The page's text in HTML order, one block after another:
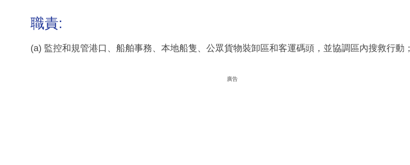
職責:
(a) 監控和規管港口、船舶事務、本地船隻、公眾貨物裝卸區和客運碼頭，並協調區內搜救行動；
廣告